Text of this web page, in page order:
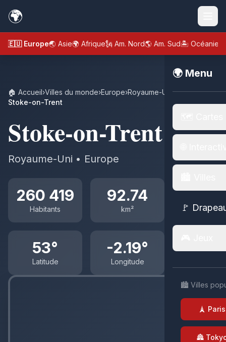
🌍
🇪🇺 Europe🌏 Asie🌍 Afrique🗽 Am. Nord🌎 Am. Sud🏝️ Océanie
🌍 Menu
🚩
🏙️ Villes
🗼 Paris
🏯
🏠 Accueil›Villes du monde›Europe›Royaume-Uni ›
Stoke-on-Trent
Stoke-on-Trent
Royaume-Uni • Europe
260 419
Habitants
92.74
km²
53°
Latitude
-2.19°
Longitude